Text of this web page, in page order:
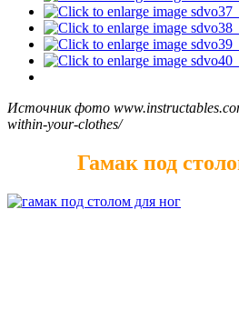
Источник фото
within-your-clothes/
Гамак под